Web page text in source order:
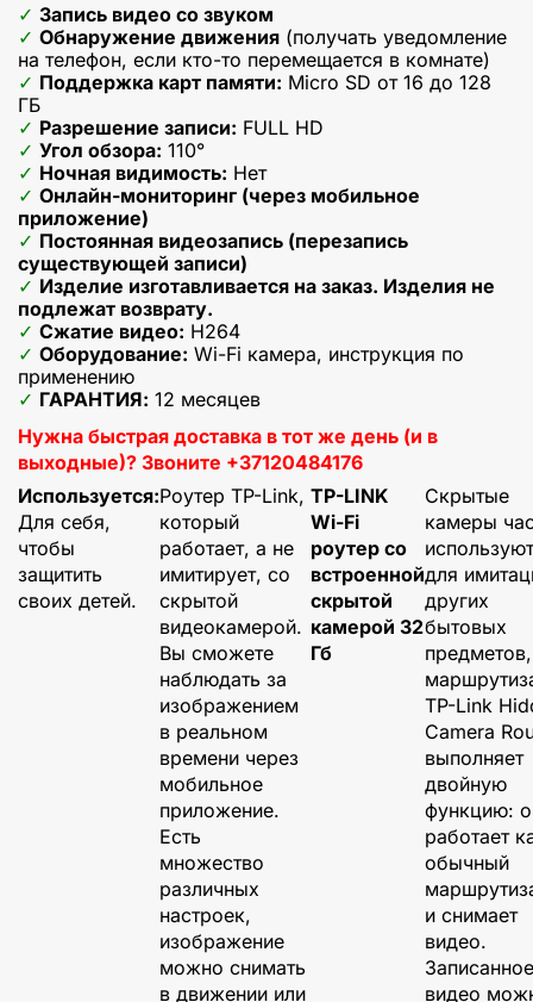
Запись видео со звуком
Обнаружение движения (получать уведомление
на телефон, если кто-то перемещается в комнате)
Поддержка карт памяти: Micro SD от 16 до 128
ГБ
Разрешение записи: FULL HD
Угол обзора: 110°
Ночная видимость: Нет
Онлайн-мониторинг (через мобильное
приложение)
Постоянная видеозапись (перезапись
существующей записи)
Изделие изготавливается на заказ. Изделия не
подлежат возврату.
Сжатие видео: H264
Оборудование: Wi-Fi камера, инструкция по
применению
ГАРАНТИЯ: 12 месяцев
Нужна быстрая доставка в тот же день (и в
выходные)? Звоните +37120484176
Используется:
Для себя,
чтобы
защитить
своих детей.
Роутер TP-Link,
который
работает, а не
имитирует, со
скрытой
видеокамерой.
Вы сможете
наблюдать за
изображением
в реальном
времени через
мобильное
приложение.
Есть
множество
различных
настроек,
изображение
можно снимать
в движении или
TP-LINK
Wi-Fi
роутер со
встроенной
скрытой
камерой 32
Гб
Скрытые
камеры
для
других
бытовых
TP-Link
Camera
выполняет
двойную
функцию:
работает
обычный
и снимает
видео.
Записанное
видео